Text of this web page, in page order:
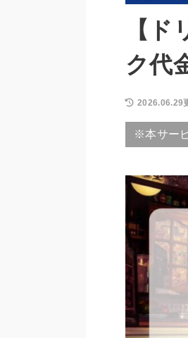
【
ク代
2026.06.29
※本サー